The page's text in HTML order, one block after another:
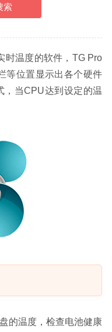
索
时温度的软件，TG Pro
等位置显示出各个硬件
，当CPU达到设定的温
的温度，检查电池健康